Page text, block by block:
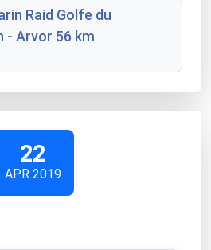
Raid Golfe du
- Arvor 56 km
22
APR 2019